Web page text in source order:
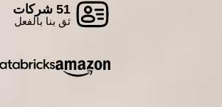
51 شركات
ثق بنا بالفعل